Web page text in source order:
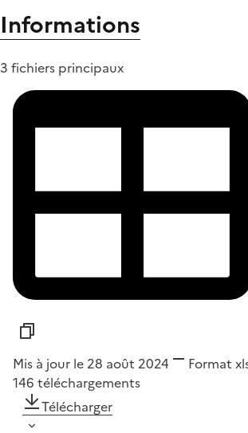
Informations
3 fichiers principaux
Mis à jour le 28 août 2024 Format
146 téléchargements
Télécharger